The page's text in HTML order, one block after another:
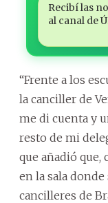
Recibí las
al canal de
“Frente a los
la canciller de
me di cuenta y
resto de mi
que añadió
en la sala
cancilleres de